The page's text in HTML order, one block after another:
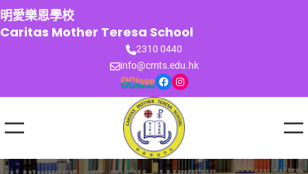
跳
至
主
明愛樂恩學校
Caritas Mother Teresa School
2310 0440
info@cmts.edu.hk
Facebook Instagram